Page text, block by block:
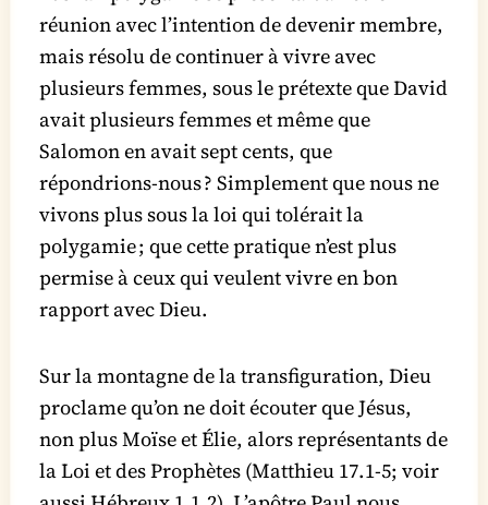
réunion avec l’intention de devenir membre,
mais résolu de continuer à vivre avec
plusieurs femmes, sous le prétexte que David
avait plusieurs femmes et même que
Salomon en avait sept cents, que
répondrions-nous ? Simplement que nous ne
vivons plus sous la loi qui tolérait la
polygamie ; que cette pratique n’est plus
permise à ceux qui veulent vivre en bon
rapport avec Dieu.
Sur la montagne de la transfiguration, Dieu
proclame qu’on ne doit écouter que Jésus,
non plus Moïse et Élie, alors représentants de
la Loi et des Prophètes (Matthieu 17.1-5; voir